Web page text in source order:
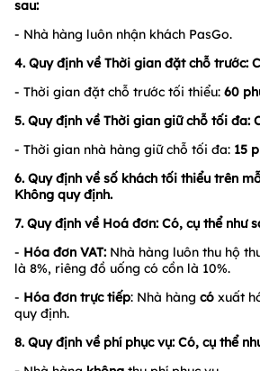
2. Quy định về ưu đãi: Có, cụ thể như sau:
- Ưu đãikhôngđược áp dụng đồng thời
trình ưu đãi khác tại Nhà hàng.
- Ưu đãi không áp dụng các ngày sau:
Giỗ Tổ Hùng Vương (10/3 ÂL), 30/04 và
02/09, 20/10, 24/12 và 25/12 (Noel) và
sau:
- Thời gian đặt chỗ trước tối thiểu:60
5. Quy định về Thời gian giữ chỗ tối đa:
- Thời gian nhà hàng giữ chỗ tối đa:
6. Quy định về số khách tối thiểu trên